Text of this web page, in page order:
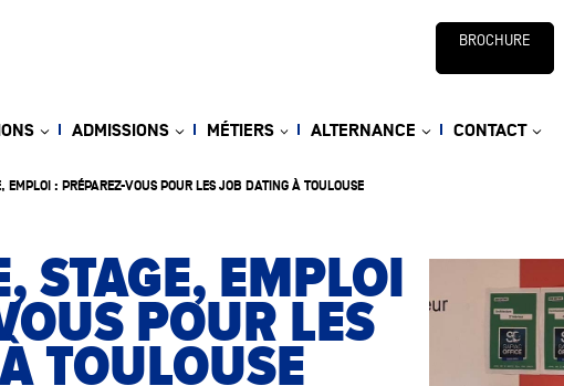
EMPLOI : PRÉPAREZ-VOUS POUR LES JOB DATING À TOULOUSE
STAGE, EMPLOI
POUR LES
TOULOUSE
BROCHURE
ADMISSIONS MÉTIERS ALTERNANCE CONTACT